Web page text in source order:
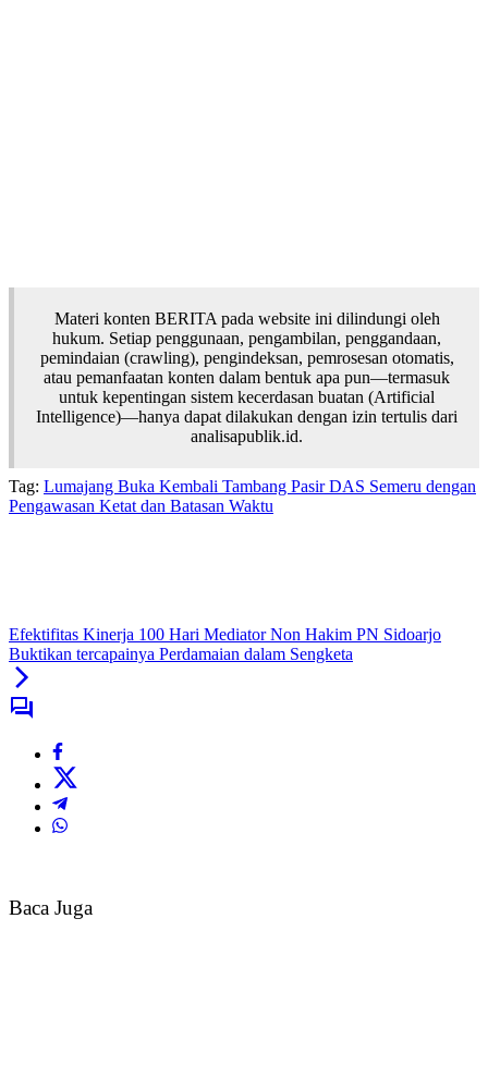
Materi konten BERITA pada website ini dilindungi oleh
hukum. Setiap penggunaan, pengambilan, penggandaan,
pemindaian (crawling), pengindeksan, pemrosesan otomatis,
atau pemanfaatan konten dalam bentuk apa pun—termasuk
untuk kepentingan sistem kecerdasan buatan (Artificial
Intelligence)—hanya dapat dilakukan dengan izin tertulis dari
analisapublik.id.
Tag: Lumajang Buka Kembali Tambang Pasir DAS Semeru dengan
Pengawasan Ketat dan Batasan Waktu
Efektifitas Kinerja 100 Hari Mediator Non Hakim PN Sidoarjo
Buktikan tercapainya Perdamaian dalam Sengketa
Baca Juga